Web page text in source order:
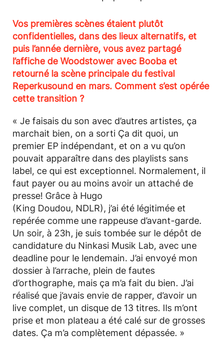
Vos premières scènes étaient plutôt
confidentielles, dans des lieux alternatifs, et
puis l’année dernière, vous avez partagé
l’affiche de Woodstower avec Booba et
retourné la scène principale du festival
Reperkusound en mars. Comment s’est opérée
cette transition ?
« Je faisais du son avec d’autres artistes, ça
marchait bien, on a sorti Ça dit quoi, un
premier EP indépendant, et on a vu qu’on
pouvait apparaître dans des playlists sans
label, ce qui est exceptionnel. Normalement, il
faut payer ou au moins avoir un attaché de
presse! Grâce à Hugo
(King Doudou, NDLR), j’ai été légitimée et
repérée comme une rappeuse d’avant-garde.
Un soir, à 23h, je suis tombée sur le dépôt de
candidature du Ninkasi Musik Lab, avec une
deadline pour le lendemain. J’ai envoyé mon
dossier à l’arrache, plein de fautes
d’orthographe, mais ça m’a fait du bien. J’ai
réalisé que j’avais envie de rapper, d’avoir un
live complet, un disque de 13 titres. Ils m’ont
prise et mon plateau a été calé sur de grosses
dates. Ça m’a complètement dépassée. »